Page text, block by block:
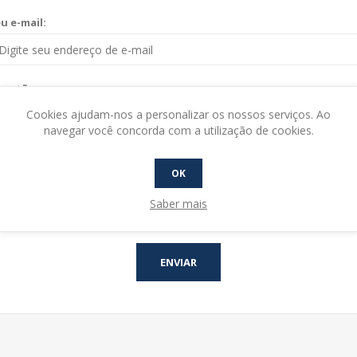
e-mail:
ENVIAR
Cookies ajudam-nos a personalizar os nossos serviços. Ao
navegar você concorda com a utilização de cookies.
OK
Saber mais